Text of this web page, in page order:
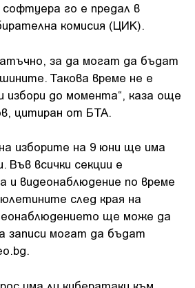
го е предал в
комисия (ЦИК).
за да могат да бъдат
Такова време не е
избори до момента“, каза още
цитиран от БТА.
изборите на 9 юни ще има
Във всички секции е
и видеонаблюдение по време
след края на
ще може да
записи могат да бъдат
има ли кибератаки към